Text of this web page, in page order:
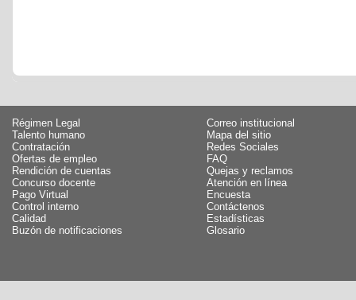
Régimen Legal
Talento humano
Contratación
Ofertas de empleo
Rendición de cuentas
Concurso docente
Pago Virtual
Control interno
Calidad
Buzón de notificaciones
Correo institucional
Mapa del sitio
Redes Sociales
FAQ
Quejas y reclamos
Atención en línea
Encuesta
Contáctenos
Estadísticas
Glosario